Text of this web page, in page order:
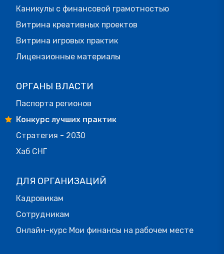
Каникулы с финансовой грамотностью
Витрина креативных проектов
Витрина игровых практик
Лицензионные материалы
ОРГАНЫ ВЛАСТИ
Паспорта регионов
Конкурс лучших практик
Стратегия - 2030
Хаб СНГ
ДЛЯ ОРГАНИЗАЦИЙ
Кадровикам
Сотрудникам
Онлайн-курс Мои финансы на рабочем месте